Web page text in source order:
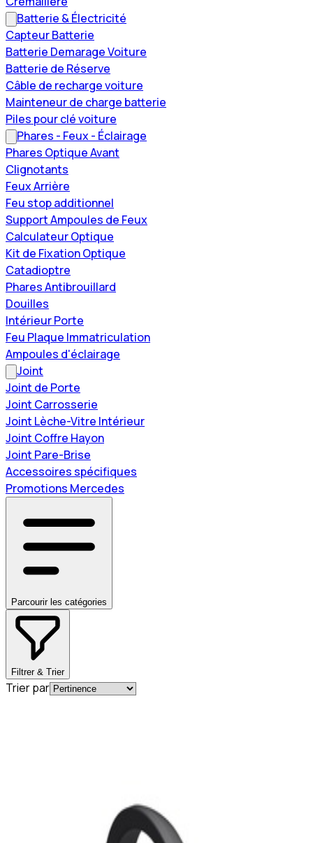
Batterie & Électricité
Capteur Batterie
Batterie Demarage Voiture
Batterie de Réserve
Câble de recharge voiture
Mainteneur de charge batterie
Piles pour clé voiture
Phares - Feux - Éclairage
Phares Optique Avant
Clignotants
Feux Arrière
Feu stop additionnel
Support Ampoules de Feux
Calculateur Optique
Kit de Fixation Optique
Catadioptre
Phares Antibrouillard
Douilles
Intérieur Porte
Feu Plaque Immatriculation
Ampoules d'éclairage
Joint
Joint de Porte
Joint Carrosserie
Joint Lèche-Vitre Intérieur
Joint Coffre Hayon
Joint Pare-Brise
Accessoires spécifiques
Promotions Mercedes
Parcourir les catégories
Filtrer & Trier
Trier par